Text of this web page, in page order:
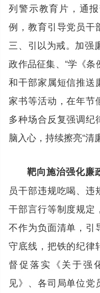
列警示教育片，通
例，教育引导党员干
三、引以为戒。加强
政作品征集、“学《
和干部家属短信推送
家书等活动，在年节
多种场合反复强调纪
脑入心，持续擦亮“清
靶向施治强化廉
员干部违规吃喝、违
干部言行等制度规定
不作为负面清单，引
守底线，把铁的纪律
督促落实《关于强
见》、各司局单位